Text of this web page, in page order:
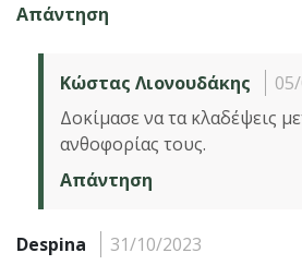
Απάντηση
Κώστας Λιονουδάκης
Δοκίμασε να τα κλαδέψεις
ανθοφορίας τους.
Απάντηση
Despina
31/10/2023